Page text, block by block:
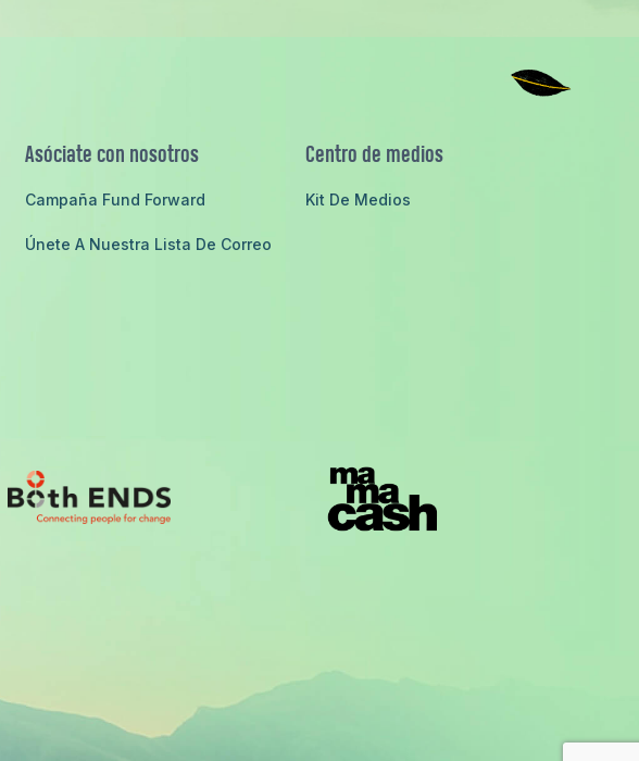
Asóciate con nosotros
Campaña Fund Forward
Únete A Nuestra Lista De Correo
Centro de medios
Kit De Medios